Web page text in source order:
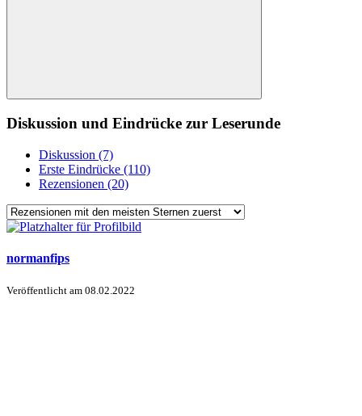
Diskussion und Eindrücke zur Leserunde
Diskussion (7)
Erste Eindrücke (110)
Rezensionen (20)
normanfips
Veröffentlicht am 08.02.2022